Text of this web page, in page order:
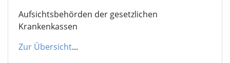
Aufsichtsbehörden der gesetzlichen
Krankenkassen
Zur Übersicht...